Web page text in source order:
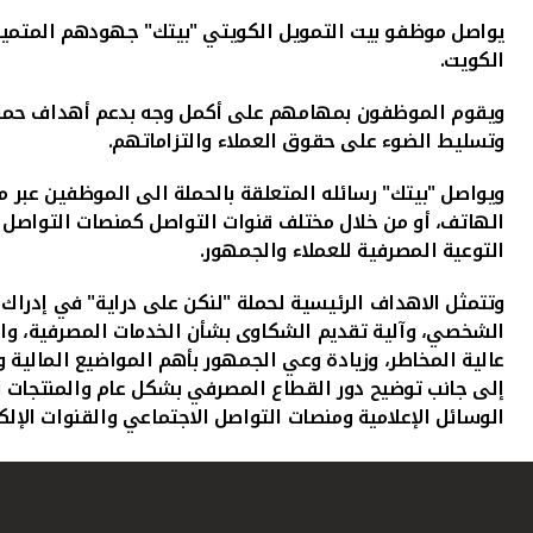
يواصل موظفو بيت التمويل الكويتي "بيتك" جهودهم
الكويت.
ويقوم الموظفون بمهامهم على أكمل وجه بدعم أهداف حملة
وتسليط الضوء على حقوق العملاء والتزاماتهم.
ويواصل"بيتك" رسائله المتعلقة بالحملة الى الموظفين
الهاتف، أو من خلال مختلف قنوات التواصل كمنصات
التوعية المصرفية للعملاء والجمهور.
وتتمثل الاهداف الرئيسية لحملة "لنكن على دراية" في
الشخصي، وآلية تقديم الشكاوى بشأن الخدمات المصرفية،
عالية المخاطر، وزيادة وعي الجمهور بأهم المواضيع
إلى جانب توضيح دور القطاع المصرفي بشكل عام
الوسائل الإعلامية ومنصات التواصل الاجتماعيوالقنوات